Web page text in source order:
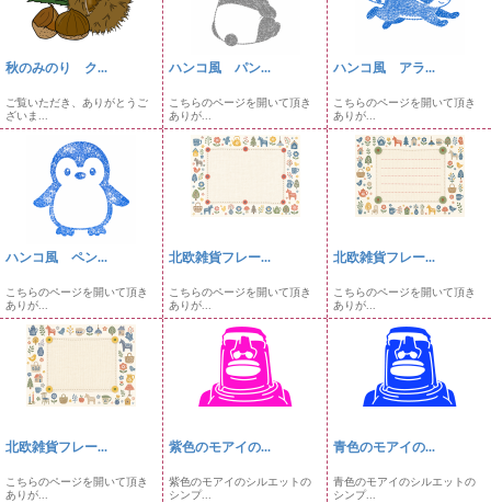
秋のみのり ク...
ご覧いただき、ありがとうご
ざいま...
ハンコ風 パン...
こちらのページを開いて頂き
ありが...
ハンコ風 アラ...
こちらのページを開いて頂き
ありが...
ハンコ風 ペン...
こちらのページを開いて頂き
ありが...
北欧雑貨フレー...
こちらのページを開いて頂き
ありが...
北欧雑貨フレー...
こちらのページを開いて頂き
ありが...
北欧雑貨フレー...
こちらのページを開いて頂き
ありが...
紫色のモアイの...
紫色のモアイのシルエットの
シンプ...
青色のモアイの...
青色のモアイのシルエットの
シンプ...